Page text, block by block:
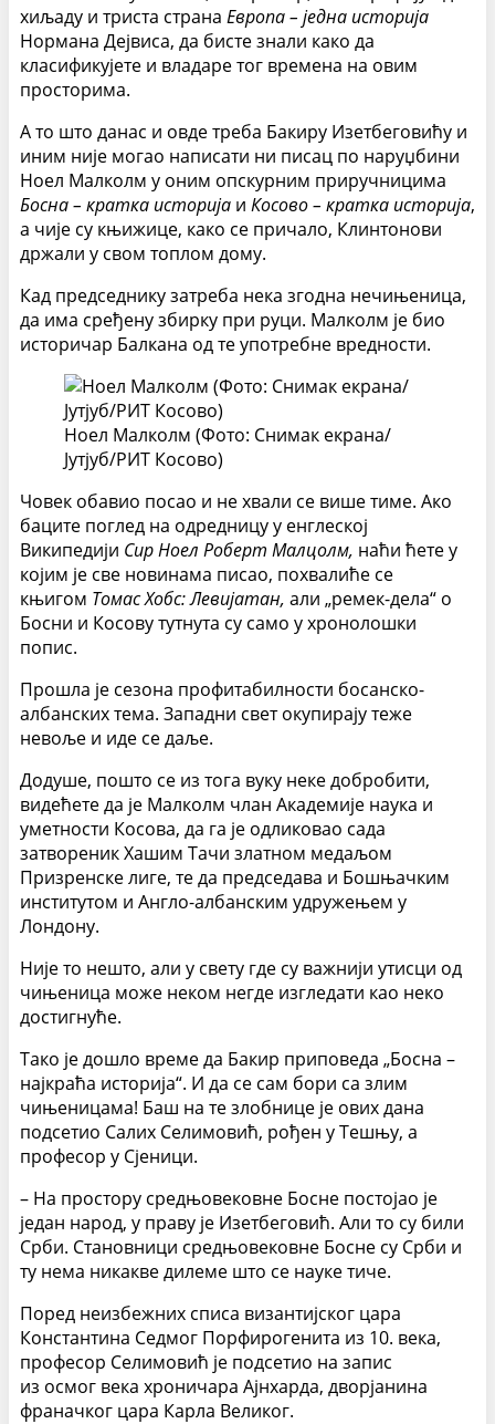
хиљаду и триста страна Европа – једна историја
Нормана Дејвиса, да бисте знали како да
класификујете и владаре тог времена на овим
просторима.
А то што данас и овде треба Бакиру Изетбеговићу и
иним није могао написати ни писац по наруџбини
Ноел Малколм у оним опскурним приручницима
Босна – кратка историја и Косово – кратка историја,
а чије су књижице, како се причало, Клинтонови
држали у свом топлом дому.
Кад председнику затреба нека згодна нечињеница,
да има сређену збирку при руци. Малколм је био
историчар Балкана од те употребне вредности.
Ноел Малколм (Фото: Снимак екрана/
Јутјуб/РИТ Косово)
Човек обавио посао и не хвали се више тиме. Ако
баците поглед на одредницу у енглеској
Википедији Сир Ноел Роберт Малцолм, наћи ћете у
којим је све новинама писао, похвалиће се
књигом Томас Хобс: Левијатан, али „ремек-дела“ о
Босни и Косову тутнута су само у хронолошки
попис.
Прошла је сезона профитабилности босанско-
албанских тема. Западни свет окупирају теже
невоље и иде се даље.
Додуше, пошто се из тога вуку неке добробити,
видећете да је Малколм члан Академије наука и
уметности Косова, да га је одликовао сада
затвореник Хашим Тачи златном медаљом
Призренске лиге, те да председава и Бошњачким
институтом и Англо-албанским удружењем у
Лондону.
Није то нешто, али у свету где су важнији утисци од
чињеница може неком негде изгледати као неко
достигнуће.
Тако је дошло време да Бакир приповеда „Босна –
најкраћа историја“. И да се сам бори са злим
чињеницама! Баш на те злобнице је ових дана
подсетио Салих Селимовић, рођен у Тешњу, а
професор у Сјеници.
– На простору средњовековне Босне постојао је
један народ, у праву је Изетбеговић. Али то су били
Срби. Становници средњовековне Босне су Срби и
ту нема никакве дилеме што се науке тиче.
Поред неизбежних списа византијског цара
Константина Седмог Порфирогенита из 10. века,
професор Селимовић је подсетио на запис
из осмог века хроничара Ајнхарда, дворјанина
франачког цара Карла Великог.